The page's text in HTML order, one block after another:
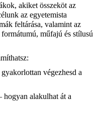
akiket összeköt az
az egyetemista
feltárása, valamint az
műfajú és stílusú
végezhesd a
hogyan alakulhat át a